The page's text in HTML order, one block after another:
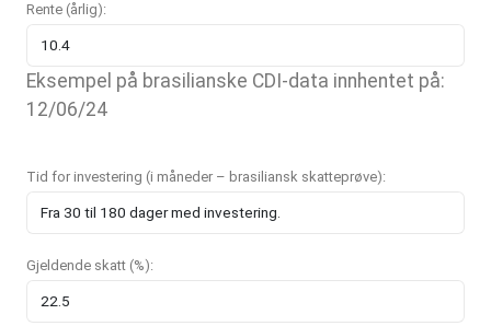
Rente (årlig):
Eksempel på brasilianske CDI-data innhentet på:
12/06/24
Tid for investering (i måneder – brasiliansk skatteprøve):
Gjeldende skatt (%):